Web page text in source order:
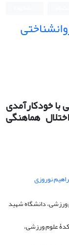
با خودکارآمدی
هماهنگی
نوروزی
دانشگاه شهید
علوم ورزشی،